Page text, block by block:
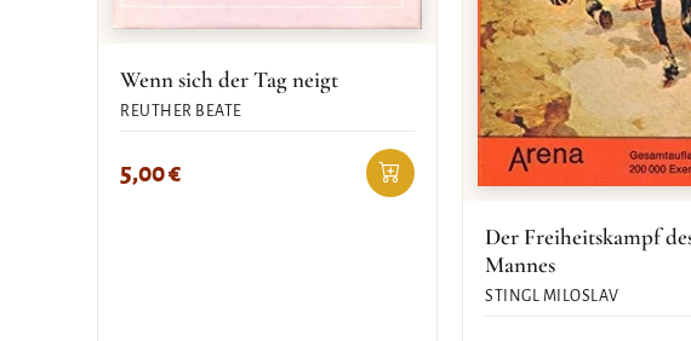
Wenn sich der Tag neigt
REUTHER BEATE
5,00€
Der Freiheitskampf
Mannes
STINGL MILOSLAV